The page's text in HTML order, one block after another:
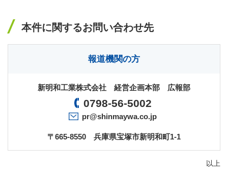
本件に関するお問い合わせ先
報道機関の方
新明和工業株式会社 経営企画本部 広報部
0798-56-5002
pr@shinmaywa.co.jp
〒665-8550 兵庫県宝塚市新明和町1-1
以上